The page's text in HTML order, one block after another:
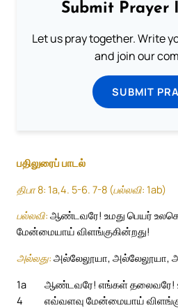
Submit Prayer
Let us pray together. Write
and join our
SUBMIT
பதிலுரைப் பாடல்
திபா 8: 1a,4. 5-6. 7-8 (பல்லவி: 1ab)
பல்லவி: ஆண்டவரே! உமது பெயர்
மேன்மையாய் விளங்குகின்றது!
அல்லது: அல்லேலூயா, அல்லேலூயா,
1a
ஆண்டவரே! எங்கள் தலைவரே!
எவ்வளவு மேன்மையாய்
4